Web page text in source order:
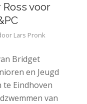
voor
Lars Pronk
Bridget
en Jeugd
te Eindhoven
van